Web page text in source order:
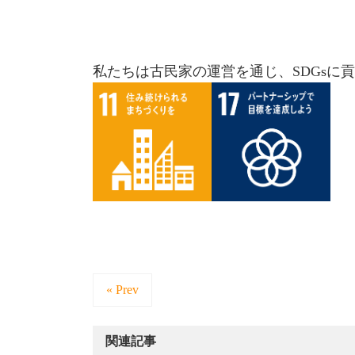
私たちは古民家の運営を通じ、SDGsに貢
« Prev
関連記事